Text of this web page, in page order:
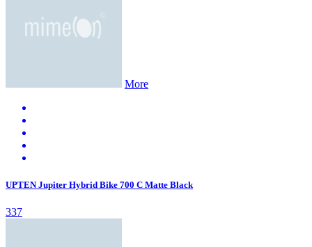
More
UPTEN Jupiter Hybrid Bike 700 C Matte Black
337